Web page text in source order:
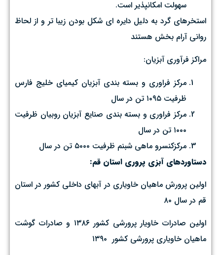
سهولت امكانپذير است.
استخرهاي گرد به دليل دايره اي شكل بودن زيبا تر و از لحاظ
رواني آرام بخش هستند
مراکز فرآوري آبزيان:
مرکز فراوری و بسته بندی آبزیان كيمياي خليج فارس
ظرفیت ۱۰۹۵ تن در سال
مرکز فراوری و بسته بندی صنایع آبزیان روبيان ظرفیت
۱۰۰۰ تن در سال
مرکزکنسرو ماهی شبنم ظرفیت ۵۰۰۰ تن در سال
دستاوردهای آبزی پروری استان قم:
اولین پرورش ماهیان خاویاری در آبهای داخلی کشور در استان
قم در سال ۸۰
اولین صادرات خاویار پرورشی کشور ۱۳۸۶ و صادرات گوشت
ماهیان خاویاری پرورشی کشور ۱۳۹۰